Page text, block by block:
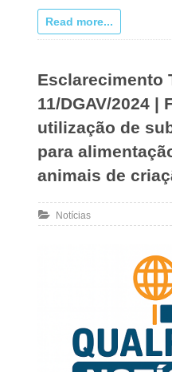
Read more...
Esclarecimento
11/DGAV/2024 |
utilização de
para
animais de
Notícias